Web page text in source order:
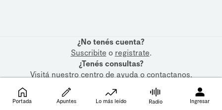
¿No tenés cuenta?
Suscribite o registrate.
¿Tenés consultas?
Visitá nuestrocentro de ayudaocontactanos.
Portada Apuntes Lo más leído Radio Ingresar